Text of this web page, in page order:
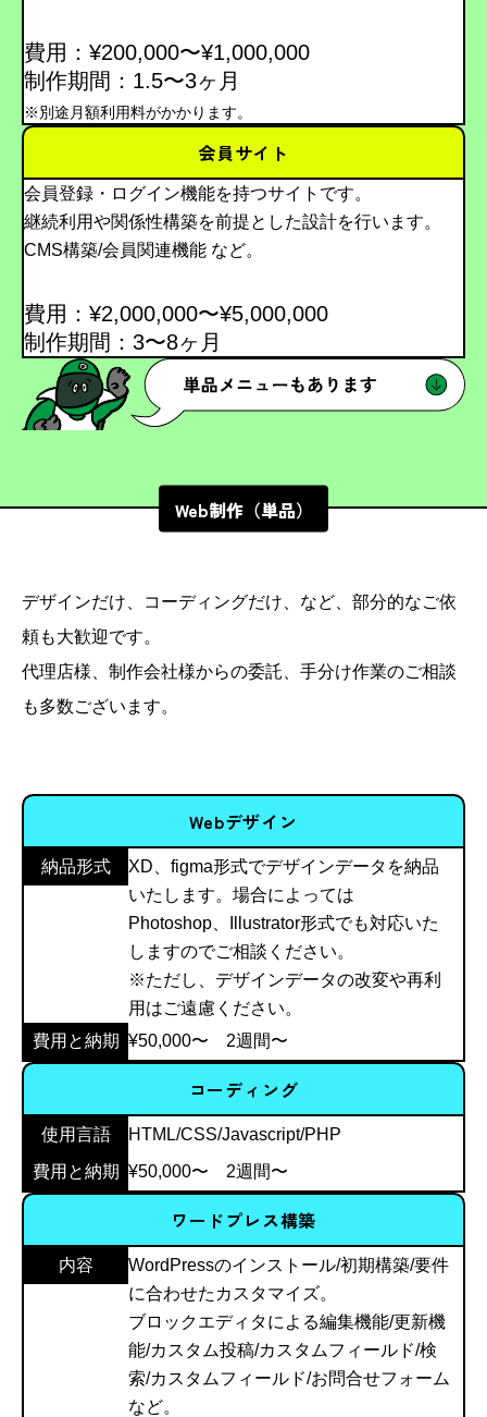
費用：¥200,000〜¥1,000,000
制作期間：1.5〜3ヶ月
※別途月額利用料がかかります。
会員サイト
会員登録・ログイン機能を持つサイトです。
継続利用や関係性構築を前提とした設計を行います。
CMS構築/会員関連機能 など。
費用：¥2,000,000〜¥5,000,000
制作期間：3〜8ヶ月
Web制作（単品）
デザインだけ、コーディングだけ、など、部分的なご依
頼も大歓迎です。
代理店様、制作会社様からの委託、手分け作業のご相談
も多数ございます。
Webデザイン
納品形式
XD、figma形式でデザインデータを納品
いたします。場合によっては
Photoshop、Illustrator形式でも対応いた
しますのでご相談ください。
※ただし、デザインデータの改変や再利
用はご遠慮ください。
費用と納期 ¥50,000〜 2週間〜
コーディング
使用言語
HTML/CSS/Javascript/PHP
費用と納期 ¥50,000〜 2週間〜
ワードプレス構築
内容
WordPressのインストール/初期構築/要件
に合わせたカスタマイズ。
ブロックエディタによる編集機能/更新機
能/カスタム投稿/カスタムフィールド/検
索/カスタムフィールド/お問合せフォーム
など。